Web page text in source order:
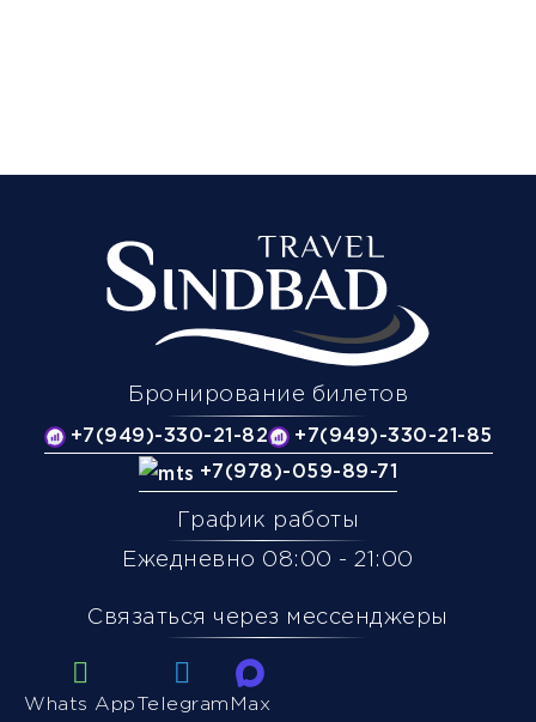
Бронирование билетов
+7(949)-330-21-82
+7(949)-330-21-85
+7(978)-059-89-71
График работы
Ежедневно 08:00 - 21:00
Связаться через мессенджеры
Whats App Telegram Max